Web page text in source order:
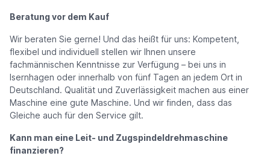
Beratung vor dem Kauf
Wir beraten Sie gerne! Und das heißt für uns: Kompetent,
flexibel und individuell stellen wir Ihnen unsere
fachmännischen Kenntnisse zur Verfügung – bei uns in
Isernhagen oder innerhalb von fünf Tagen an jedem Ort in
Deutschland. Qualität und Zuverlässigkeit machen aus einer
Maschine eine gute Maschine. Und wir finden, dass das
Gleiche auch für den Service gilt.
Kann man eine Leit- und Zugspindeldrehmaschine
finanzieren?